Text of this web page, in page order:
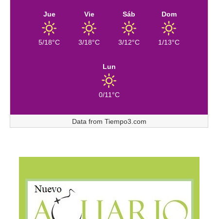
Jue
5/18°C
Vie
3/18°C
Sáb
3/12°C
Dom
1/13°C
Lun
0/11°C
Data from Tiempo3.com